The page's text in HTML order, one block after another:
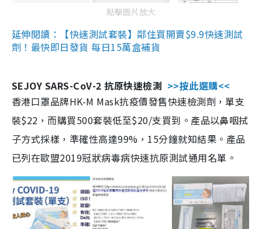
點擊圖片放大
延伸閱讀：【快速測試套裝】鄰住買開賣$9.9快速測試
劑！最快即日發貨 每日15萬盒補貨
SEJOY SARS-CoV-2 抗原快速檢測 >>按此選購<<
香港口罩品牌HK-M Mask抗疫價發售快速檢測劑，單支
裝$22，而購買500套裝低至$20/支買到。產品以鼻咽拭
子方式採樣，準確性高達99%，15分鐘就知結果。產品
已列在歐盟2019冠狀病毒病快速抗原測試通用名單。